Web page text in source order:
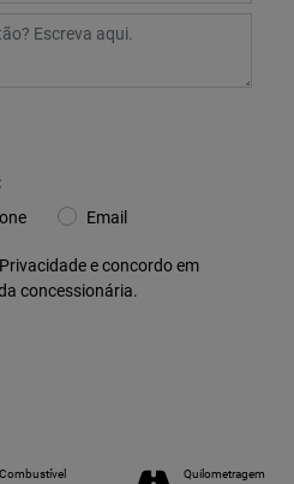
Email
e concordo em
concessionária.
Combustível Quilometragem